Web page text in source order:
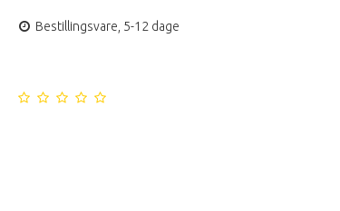
Bestillingsvare, 5-12 dage